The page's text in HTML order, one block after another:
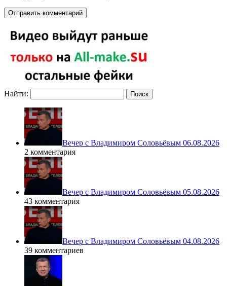
Найти:
Вечер с Владимиром Соловьёвым 06.08.2026
2 комментария
Вечер с Владимиром Соловьёвым 05.08.2026
43 комментария
Вечер с Владимиром Соловьёвым 04.08.2026
39 комментариев